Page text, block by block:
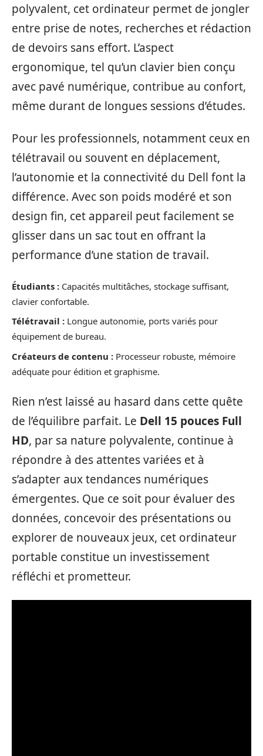
polyvalent, cet ordinateur permet de jongler
entre prise de notes, recherches et rédaction
de devoirs sans effort. L’aspect
ergonomique, tel qu’un clavier bien conçu
avec pavé numérique, contribue au confort,
même durant de longues sessions d’études.
Pour les professionnels, notamment ceux en
télétravail ou souvent en déplacement,
l’autonomie et la connectivité du Dell font la
différence. Avec son poids modéré et son
design fin, cet appareil peut facilement se
glisser dans un sac tout en offrant la
performance d’une station de travail.
Étudiants : Capacités multitâches, stockage suffisant,
clavier confortable.
Télétravail : Longue autonomie, ports variés pour
équipement de bureau.
Créateurs de contenu : Processeur robuste, mémoire
adéquate pour édition et graphisme.
Rien n’est laissé au hasard dans cette quête
de l’équilibre parfait. Le Dell 15 pouces Full
HD, par sa nature polyvalente, continue à
répondre à des attentes variées et à
s’adapter aux tendances numériques
émergentes. Que ce soit pour évaluer des
données, concevoir des présentations ou
explorer de nouveaux jeux, cet ordinateur
portable constitue un investissement
réfléchi et prometteur.